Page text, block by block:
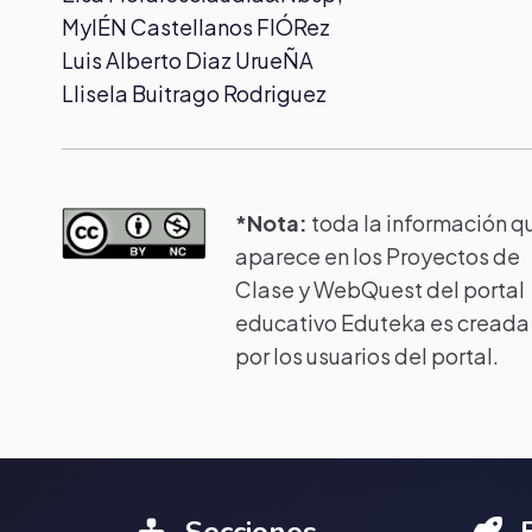
MylÉN Castellanos FlÓRez
Luis Alberto Diaz UrueÑA
Llisela Buitrago Rodriguez
*Nota: toda la información
aparece en los Proyectos de
Clase y WebQuest del portal
educativo Eduteka es creada
por los usuarios del portal.